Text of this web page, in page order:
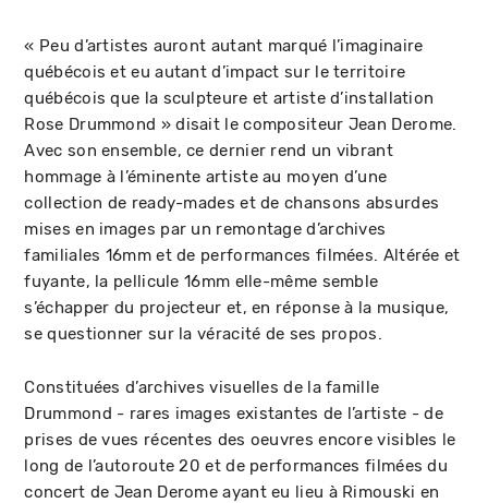
« Peu d’artistes auront autant marqué l’imaginaire
québécois et eu autant d’impact sur le territoire
québécois que la sculpteure et artiste d’installation
Rose Drummond » disait le compositeur Jean Derome.
Avec son ensemble, ce dernier rend un vibrant
hommage à l’éminente artiste au moyen d’une
collection de ready-mades et de chansons absurdes
mises en images par un remontage d’archives
familiales 16mm et de performances filmées. Altérée et
fuyante, la pellicule 16mm elle-même semble
s’échapper du projecteur et, en réponse à la musique,
se questionner sur la véracité de ses propos.
Constituées d’archives visuelles de la famille
Drummond - rares images existantes de l’artiste - de
prises de vues récentes des oeuvres encore visibles le
long de l’autoroute 20 et de performances filmées du
concert de Jean Derome ayant eu lieu à Rimouski en